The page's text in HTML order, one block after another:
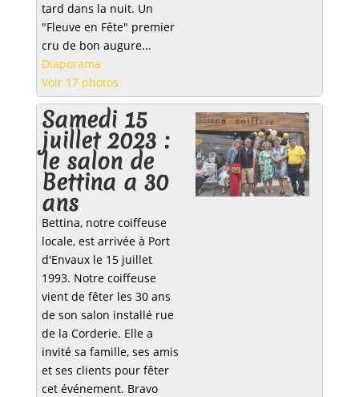
tard dans la nuit. Un
"Fleuve en Fête" premier
cru de bon augure...
Diaporama
Voir 17 photos
Samedi 15
juillet 2023 :
le salon de
Bettina a 30
ans
Bettina, notre coiffeuse
locale, est arrivée à Port
d'Envaux le 15 juillet
1993. Notre coiffeuse
vient de fêter les 30 ans
de son salon installé rue
de la Corderie. Elle a
invité sa famille, ses amis
et ses clients pour fêter
cet événement. Bravo